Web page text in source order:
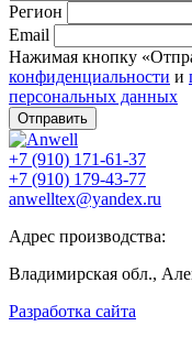
Регион
Email
Нажимая кнопку
конфиденциальности и
персональных данных
Отправить
+7 (910) 171-61-37
+7 (910) 179-43-77
anwelltex@yandex.ru
Адрес производства:
Владимирская обл.,
Разработка сайта